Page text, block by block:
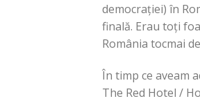
democrației) în
finală. Erau toți
România tocmai
În timp ce aveam
The Red Hotel /